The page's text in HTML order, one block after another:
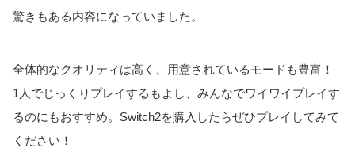
驚きもある内容になっていました。
全体的なクオリティは高く、用意されているモードも豊富！
1人でじっくりプレイするもよし、みんなでワイワイプレイす
るのにもおすすめ。Switch2を購入したらぜひプレイしてみて
ください！